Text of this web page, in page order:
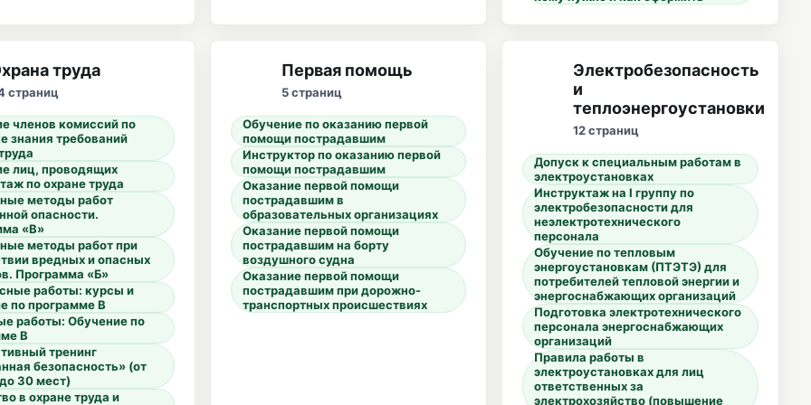
труда
страниц
членов комиссий по
знания требований
лиц, проводящих
по охране труда
методы работ
опасности.
«В»
методы работ при
вредных и опасных
Программа «Б»
работы: курсы и
по программе В
работы: Обучение по
В
тренинг
безопасность» (от
30 мест)
в охране труда и
Первая помощь
5 страниц
Обучение по оказанию первой
помощи пострадавшим
Инструктор по оказанию первой
помощи пострадавшим
Оказание первой помощи
пострадавшим в
образовательных организациях
Оказание первой помощи
пострадавшим на борту
воздушного судна
Оказание первой помощи
пострадавшим при дорожно-
транспортных происшествиях
Электробезопасность
и
теплоэнергоустановки
12 страниц
Допуск к специальным работам в
электроустановках
Инструктаж на I группу по
электробезопасности для
неэлектротехнического
персонала
Обучение по тепловым
энергоустановкам (ПТЭТЭ) для
потребителей тепловой энергии и
энергоснабжающих организаций
Подготовка электротехнического
персонала энергоснабжающих
организаций
Правила работы в
электроустановках для лиц
ответственных за
электрохозяйство (повышение